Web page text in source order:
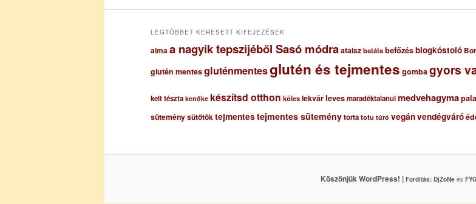
uLEGTÖBBET KERESETT KIFEJEZÉSEK
almaa nagyik tepszijéből Sasó módraataisz batáta befőzésblogkóstoló
glutén mentesgluténmentesglutén és tejmentes gombagyors
kelt tészta kenőke készítsd otthon köles lekvárlevesmaradéktalanulmedvehagyma
süteménysütőtöktejmentestejmentes süteménytorta totu túró vegánvendégváró
Köszönjük WordPress! | Fordítás: DjZoNeés